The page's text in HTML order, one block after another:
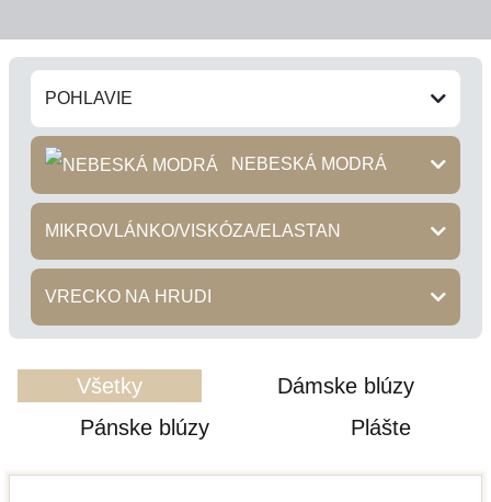
POHLAVIE
NEBESKÁ MODRÁ
MIKROVLÁNKO/VISKÓZA/ELASTAN
VRECKO NA HRUDI
Všetky
Dámske blúzy
Pánske blúzy
Plášte